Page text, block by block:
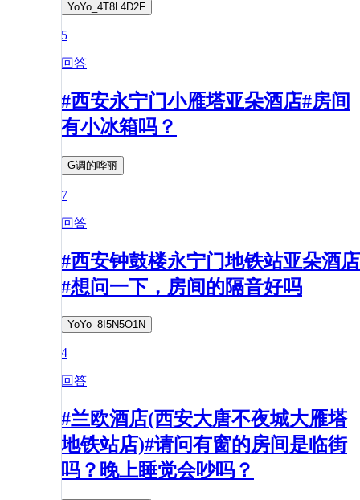
YoYo_4T8L4D2F
5
回答
#西安永宁门小雁塔亚朵酒店#房间
有小冰箱吗？
G调的哗丽
7
回答
#西安钟鼓楼永宁门地铁站亚朵酒店
#想问一下，房间的隔音好吗
YoYo_8I5N5O1N
4
回答
#兰欧酒店(西安大唐不夜城大雁塔
地铁站店)#请问有窗的房间是临街
吗？晚上睡觉会吵吗？